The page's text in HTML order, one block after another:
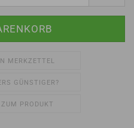
MERKZETTEL
GÜNSTIGER?
ZUM PRODUKT